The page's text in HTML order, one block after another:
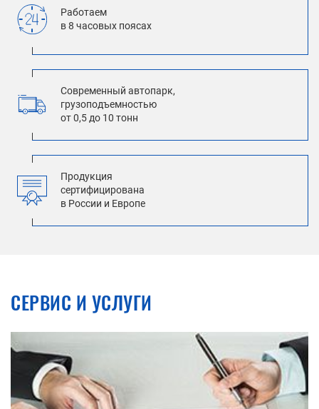
Работаем
в 8 часовых поясах
Современный автопарк,
грузоподъемностью
от 0,5 до 10 тонн
Продукция
сертифицирована
в России и Европе
СЕРВИС И УСЛУГИ